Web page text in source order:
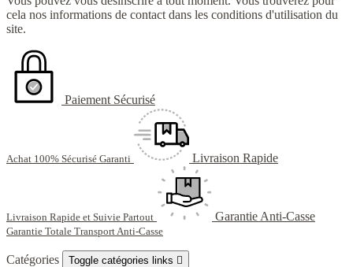
cela nos informations de contact dans les conditions d'utilisation du
site.
Paiement Sécurisé
Achat 100% Sécurisé Garanti Livraison Rapide
Livraison Rapide et Suivie Partout Garantie Anti-Casse
Garantie Totale Transport Anti-Casse
Catégories Toggle catégories links 